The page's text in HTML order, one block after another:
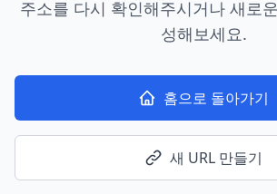
주소를 다시 확인해주시거나 새로
성해보세요.
홈으로 돌아가기
새 URL 만들기